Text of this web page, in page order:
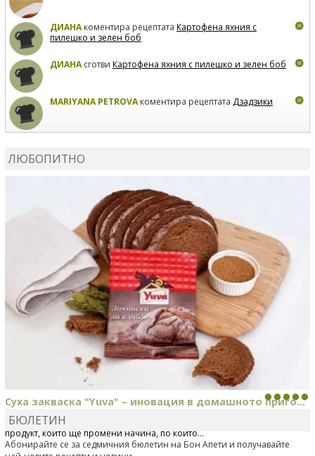
ДИАНАкоментира рецептата Картофена яхния с
пилешко и зелен боб
ДИАНАсготви Картофена яхния с пилешко и зелен боб
MARIYANA PETROVAкоментира рецептата Дзадзики
ЛЮБОПИТНО
Суха закваска "Yuva" – иновация в домашното приго...
Отскоро Лесафр България стартира предлагането на изцяло нов
продукт, който ще промени начина, по който...
БЮЛЕТИН
Абонирайте се за седмичния бюлетин на Бон Апети и получавайте